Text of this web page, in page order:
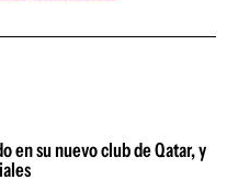
en su nuevo club de Qatar, y